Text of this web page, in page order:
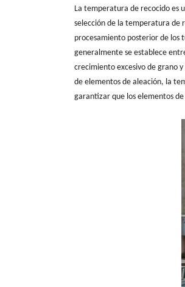
La temperatura de recocido es
selección de la temperatura de
procesamiento posterior de los
generalmente se establece
crecimiento excesivo de grano
de elementos de aleación, la
garantizar que los elementos